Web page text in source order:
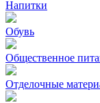
Напитки
Обувь
Общественное
Отделочные